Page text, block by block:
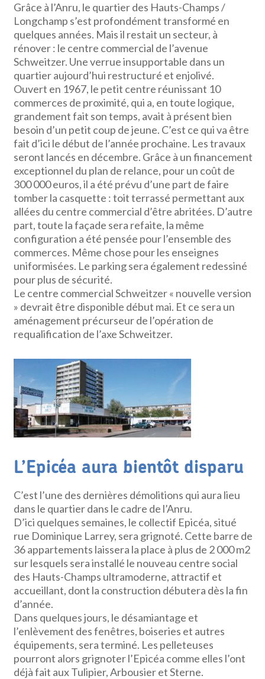
Grâce à l’Anru, le quartier des Hauts-Champs /
Longchamp s’est profondément transformé en
quelques années. Mais il restait un secteur, à
rénover : le centre commercial de l’avenue
Schweitzer. Une verrue insupportable dans un
quartier aujourd’hui restructuré et enjolivé.
Ouvert en 1967, le petit centre réunissant 10
commerces de proximité, qui a, en toute logique,
grandement fait son temps, avait à présent bien
besoin d’un petit coup de jeune. C’est ce qui va être
fait d’ici le début de l’année prochaine. Les travaux
seront lancés en décembre. Grâce à un financement
exceptionnel du plan de relance, pour un coût de
300 000 euros, il a été prévu d’une part de faire
tomber la casquette : toit terrassé permettant aux
allées du centre commercial d’être abritées. D’autre
part, toute la façade sera refaite, la même
configuration a été pensée pour l’ensemble des
commerces. Même chose pour les enseignes
uniformisées. Le parking sera également redessiné
pour plus de sécurité.
Le centre commercial Schweitzer « nouvelle version
» devrait être disponible début mai. Et ce sera un
aménagement précurseur de l’opération de
requalification de l’axe Schweitzer.
L’Epicéa aura bientôt disparu
C’est l’une des dernières démolitions qui aura lieu
dans le quartier dans le cadre de l’Anru.
D’ici quelques semaines, le collectif Epicéa, situé
rue Dominique Larrey, sera grignoté. Cette barre de
36 appartements laissera la place à plus de 2 000 m2
sur lesquels sera installé le nouveau centre social
des Hauts-Champs ultramoderne, attractif et
accueillant, dont la construction débutera dès la fin
d’année.
Dans quelques jours, le désamiantage et
l’enlèvement des fenêtres, boiseries et autres
équipements, sera terminé. Les pelleteuses
pourront alors grignoter l’Epicéa comme elles l’ont
déjà fait aux Tulipier, Arbousier et Sterne.